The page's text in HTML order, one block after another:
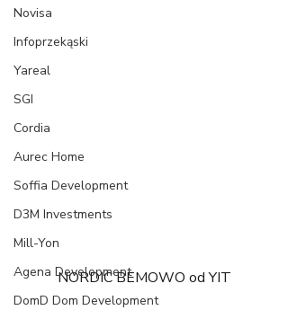
Novisa
Infoprzekąski
Yareal
SGI
Cordia
Aurec Home
Soffia Development
D3M Investments
Mill-Yon
Agena Development
DomD Dom Development
NORDIC BEMOWO od YIT